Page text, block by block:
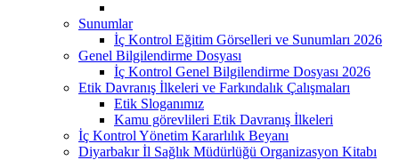
Sunumlar
İç Kontrol Eğitim Görselleri ve Sunumları 2026
Genel Bilgilendirme Dosyası
İç Kontrol Genel Bilgilendirme Dosyası 2026
Etik Davranış İlkeleri ve Farkındalık Çalışmaları
Etik Sloganımız
Kamu görevlileri Etik Davranış İlkeleri
İç Kontrol Yönetim Kararlılık Beyanı
Diyarbakır İl Sağlık Müdürlüğü Organizasyon Kitabı